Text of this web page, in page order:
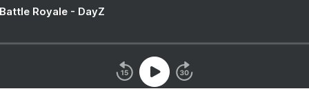
Royale - DayZ